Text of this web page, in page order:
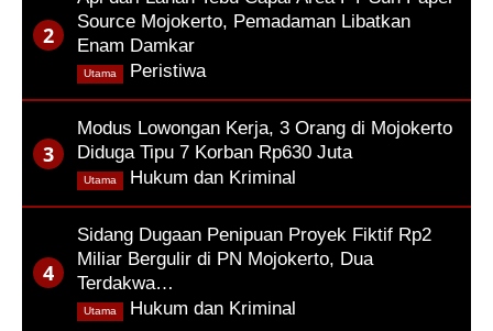
Source Mojokerto, Pemadaman Libatkan
Enam Damkar
Peristiwa,
Utama
Modus Lowongan Kerja, 3 Orang di Mojokerto
Diduga Tipu 7 Korban Rp630 Juta
Hukum dan Kriminal
Utama
Sidang Dugaan Penipuan Proyek Fiktif Rp2
Miliar Bergulir di PN Mojokerto, Dua
Terdakwa…
Hukum dan Kriminal
Utama